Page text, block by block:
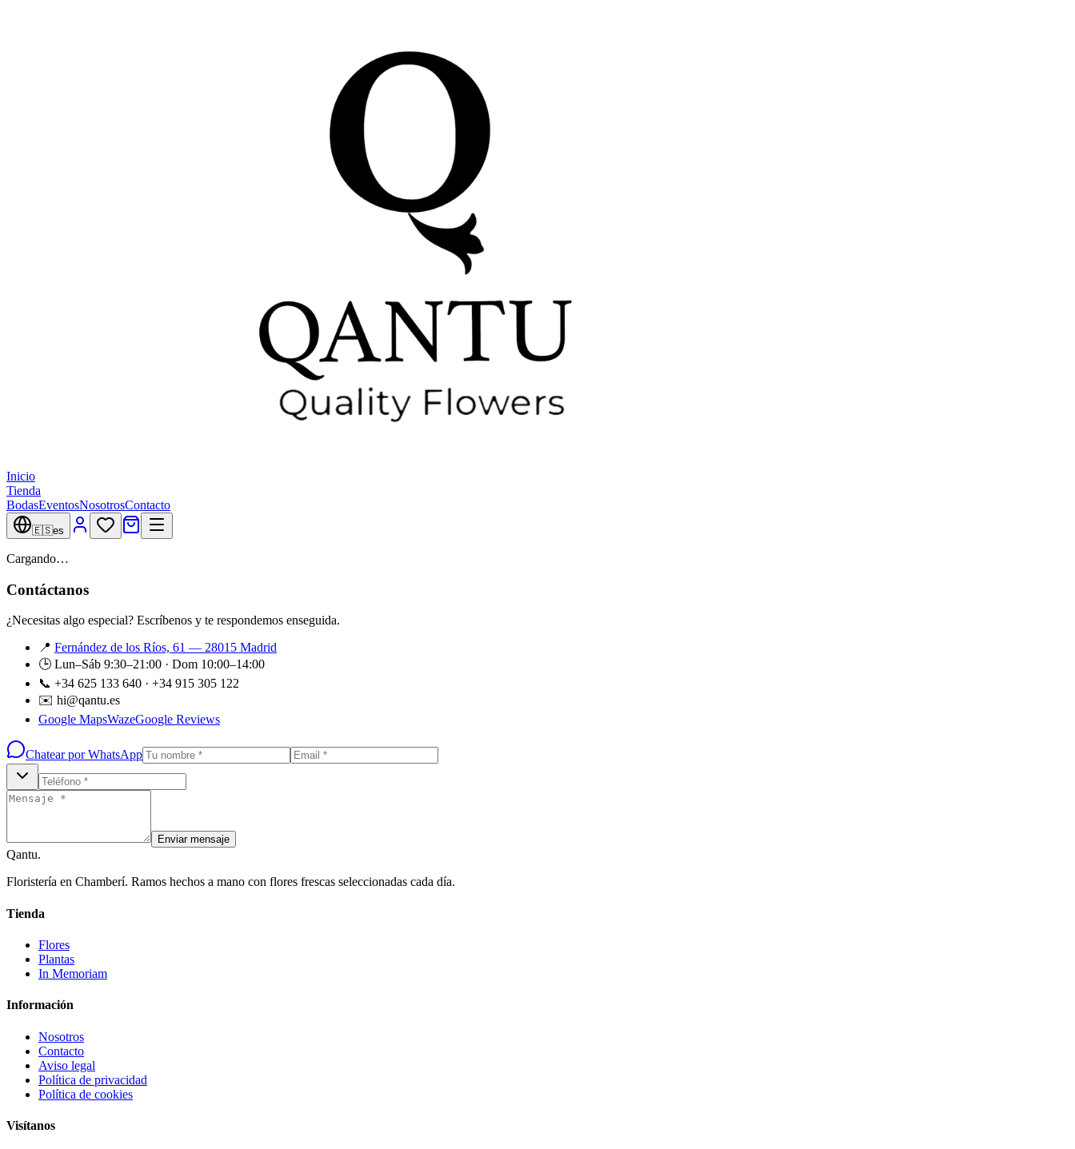
Inicio
Tienda
BodasEventosNosotrosContacto
🇪🇸es
Cargando…
Contáctanos
¿Necesitas algo especial? Escríbenos y te respondemos enseguida.
📍 Fernández de los Ríos, 61 — 28015 Madrid
🕒 Lun–Sáb 9:30–21:00 · Dom 10:00–14:00
📞 +34 625 133 640 · +34 915 305 122
✉️ hi@qantu.es
Google MapsWazeGoogle Reviews
Chatear por WhatsApp
Enviar mensaje
Qantu.
Floristería en Chamberí. Ramos hechos a mano con flores frescas seleccionadas cada día.
Tienda
Flores
Plantas
In Memoriam
Información
Nosotros
Contacto
Aviso legal
Política de privacidad
Política de cookies
Visítanos